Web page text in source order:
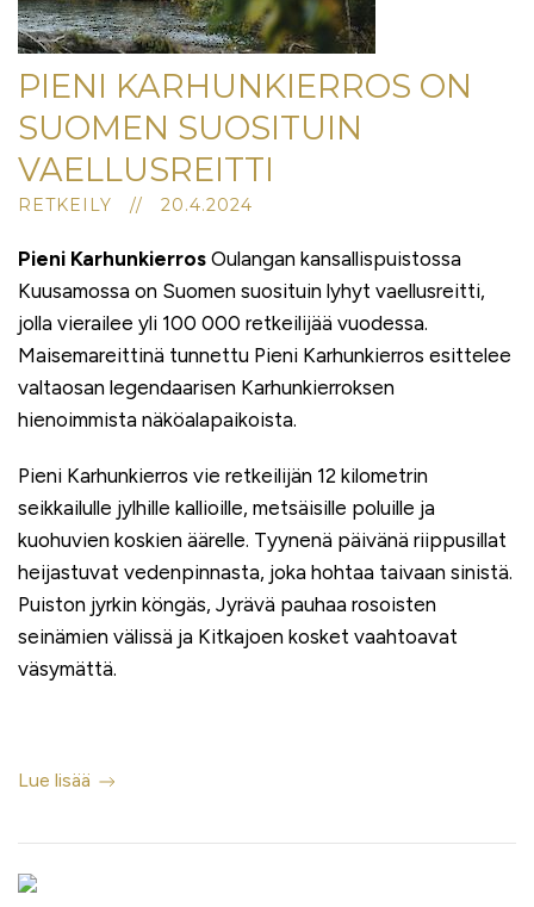
PIENI KARHUNKIERROS ON
SUOMEN SUOSITUIN
VAELLUSREITTI
RETKEILY // 20.4.2024
Pieni Karhunkierros Oulangan kansallispuistossa
Kuusamossa on Suomen suosituin lyhyt vaellusreitti,
jolla vierailee yli 100 000 retkeilijää vuodessa.
Maisemareittinä tunnettu Pieni Karhunkierros esittelee
valtaosan legendaarisen Karhunkierroksen
hienoimmista näköalapaikoista.
Pieni Karhunkierros vie retkeilijän 12 kilometrin
seikkailulle jylhille kallioille, metsäisille poluille ja
kuohuvien koskien äärelle. Tyynenä päivänä riippusillat
heijastuvat vedenpinnasta, joka hohtaa taivaan sinistä.
Puiston jyrkin köngäs, Jyrävä pauhaa rosoisten
seinämien välissä ja Kitkajoen kosket vaahtoavat
väsymättä.
Lue lisää